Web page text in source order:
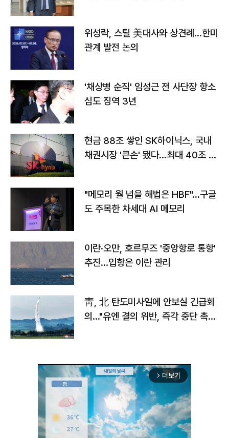
위성락, 스틸 美대사와 상견례…한미
관계 발전 논의
'채상병 순직' 임성근 전 사단장 항소
심도 징역 3년
현금 88조 쌓인 SK하이닉스, 국내
채권시장 '큰손' 됐다…최대 40조 투
"메모리 월 넘을 해법은 HBF"…구글
도 주목한 차세대 AI 메모리
이란·오만, 호르무즈 '중앙항로 통항'
추진…입항은 이란 관리
靑, 北 탄도미사일에 안보실 긴급회
의…"유엔 결의 위반, 즉각 중단 촉
arrow_forward_ios 더보기